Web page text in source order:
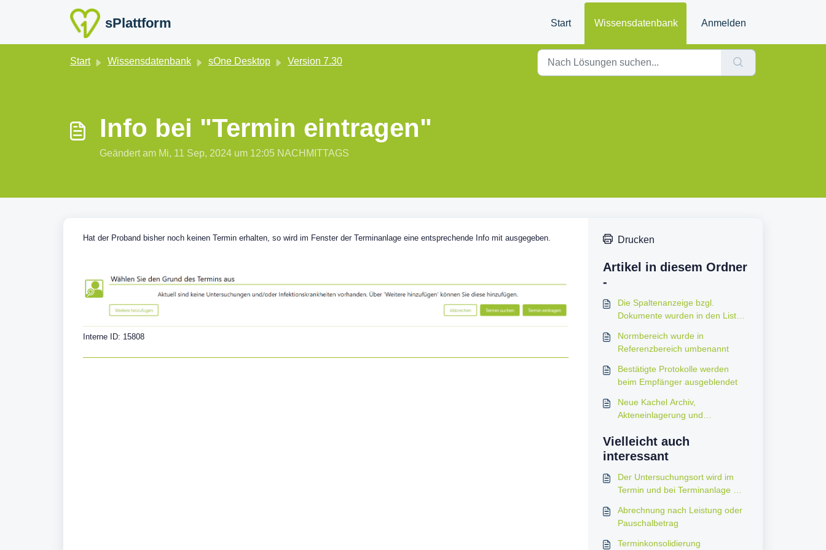
sPlattform Start Wissensdatenbank Anmelden
Start Wissensdatenbank sOne Desktop Version 7.30
Info bei "Termin eintragen"
Geändert am Mi, 11 Sep, 2024 um 12:05 NACHMITTAGS
Hat der Proband bisher noch keinen Termin erhalten, so wird im Fenster der Terminanlage eine entsprechende Info mit ausgegeben.
Interne ID: 15808
Drucken
Artikel in diesem Ordner
-
Die Spaltenanzeige bzgl.
Dokumente wurden in den Listen
Normbereich wurde in
Referenzbereich umbenannt
Bestätigte Protokolle werden
beim Empfänger ausgeblendet
Neue Kachel Archiv,
Akteneinlagerung und
Vielleicht auch
interessant
Der Untersuchungsort wird im
Termin und bei Terminanlage mit
Abrechnung nach Leistung oder
Pauschalbetrag
Terminkonsolidierung